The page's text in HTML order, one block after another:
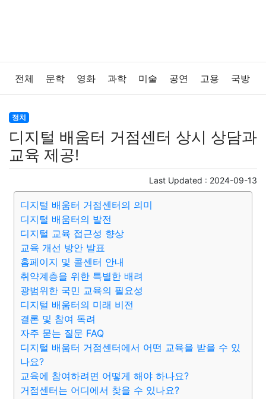
전체 문학 영화 과학 미술 공연 고용 국방
법률
보건 질병 가요 방송 일상 주식 암호화폐
반려동물 패션 미용
증권 인테리어 요리 상품리뷰
게임 스포츠 사진 대출
맛집 IT 컴퓨터 기술 종교
의료 의학 경제 마케팅
교통 생활 기타
정치
디지털 배움터 거점센터 상시 상담과
교육 제공!
Last Updated : 2024-09-13
디지털 배움터 거점센터의 의미
디지털 배움터의 발전
디지털 교육 접근성 향상
교육 개선 방안 발표
홈페이지 및 콜센터 안내
취약계층을 위한 특별한 배려
광범위한 국민 교육의 필요성
디지털 배움터의 미래 비전
결론 및 참여 독려
자주 묻는 질문 FAQ
디지털 배움터 거점센터에서 어떤 교육을 받을 수 있
나요?
교육에 참여하려면 어떻게 해야 하나요?
거점센터는 어디에서 찾을 수 있나요?